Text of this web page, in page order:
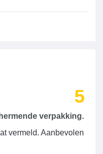
5
verpakking.
vermeld. Aanbevolen